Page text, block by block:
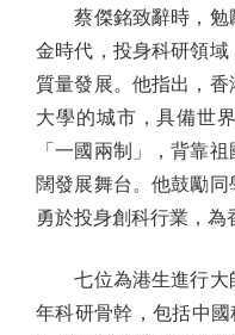
蔡傑銘致辭時，勉
金時代，投身科研領
質量發展。他指出，
大學的城市，具備世
「一國兩制」，背靠
闊發展舞台。他鼓勵
勇於投身創科行業，為
七位為港生進行大
年科研骨幹，包括中